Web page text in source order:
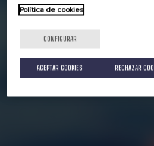
Política de cookies
CONFIGURAR
RECHAZAR
ACEPTAR COOKIES